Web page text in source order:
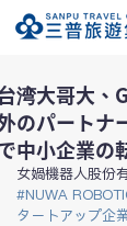
湾大哥大、
のパート
中小企業の
女媧機器人股份
#NUWA
タートアップ企